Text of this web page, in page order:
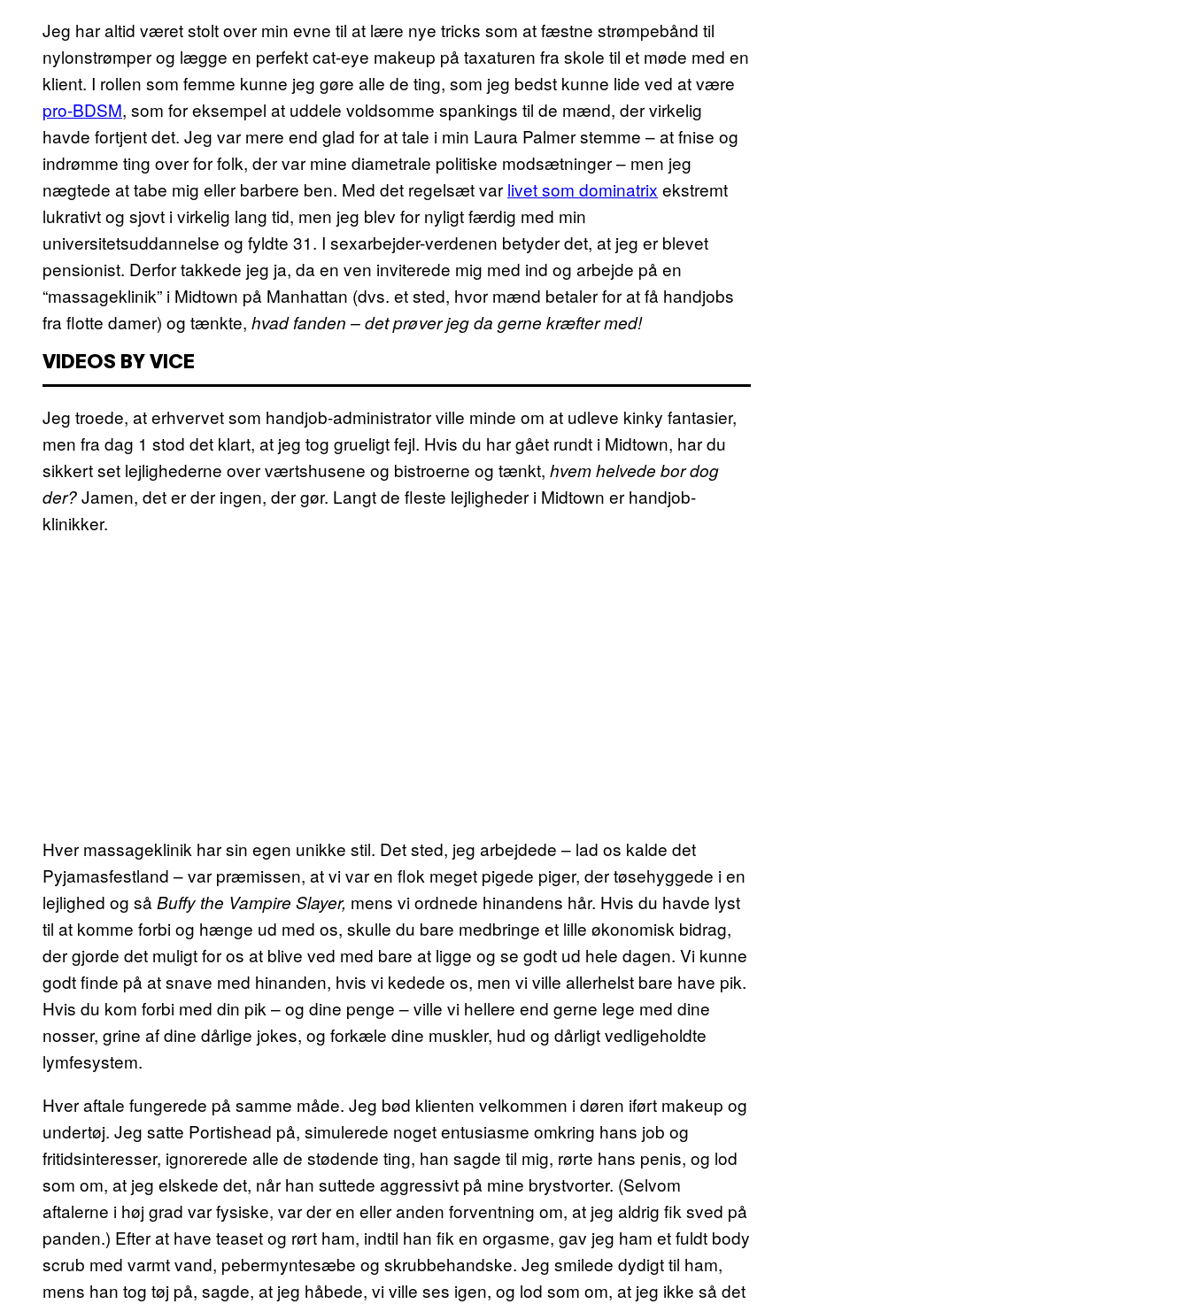
Jeg har altid været stolt over min evne til at lære nye tricks som at fæstne strømpebånd til
nylonstrømper og lægge en perfekt cat-eye makeup på taxaturen fra skole til et møde med en
klient. I rollen som femme kunne jeg gøre alle de ting, som jeg bedst kunne lide ved at være
pro-BDSM, som for eksempel at uddele voldsomme spankings til de mænd, der virkelig
havde fortjent det. Jeg var mere end glad for at tale i min Laura Palmer stemme – at fnise og
indrømme ting over for folk, der var mine diametrale politiske modsætninger – men jeg
nægtede at tabe mig eller barbere ben. Med det regelsæt var livet som dominatrix ekstremt
lukrativt og sjovt i virkelig lang tid, men jeg blev for nyligt færdig med min
universitetsuddannelse og fyldte 31. I sexarbejder-verdenen betyder det, at jeg er blevet
pensionist. Derfor takkede jeg ja, da en ven inviterede mig med ind og arbejde på en
“massageklinik” i Midtown på Manhattan (dvs. et sted, hvor mænd betaler for at få handjobs
fra flotte damer) og tænkte, hvad fanden – det prøver jeg da gerne kræfter med!
VIDEOS BY VICE
Jeg troede, at erhvervet som handjob-administrator ville minde om at udleve kinky fantasier,
men fra dag 1 stod det klart, at jeg tog grueligt fejl. Hvis du har gået rundt i Midtown, har du
sikkert set lejlighederne over værtshusene og bistroerne og tænkt, hvem helvede bor dog
der?Jamen, det er der ingen, der gør. Langt de fleste lejligheder i Midtown er handjob-
klinikker.
Hver massageklinik har sin egen unikke stil. Det sted, jeg arbejdede – lad os kalde det
Pyjamasfestland – var præmissen, at vi var en flok meget pigede piger, der tøsehyggede i en
lejlighed og så Buffy the Vampire Slayer, mens vi ordnede hinandens hår. Hvis du havde lyst
til at komme forbi og hænge ud med os, skulle du bare medbringe et lille økonomisk bidrag,
der gjorde det muligt for os at blive ved med bare at ligge og se godt ud hele dagen. Vi kunne
godt finde på at snave med hinanden, hvis vi kedede os, men vi ville allerhelst bare have pik.
Hvis du kom forbi med din pik – og dine penge – ville vi hellere end gerne lege med dine
nosser, grine af dine dårlige jokes, og forkæle dine muskler, hud og dårligt vedligeholdte
lymfesystem.
Hver aftale fungerede på samme måde. Jeg bød klienten velkommen i døren iført makeup og
undertøj. Jeg satte Portishead på, simulerede noget entusiasme omkring hans job og
fritidsinteresser, ignorerede alle de stødende ting, han sagde til mig, rørte hans penis, og lod
som om, at jeg elskede det, når han suttede aggressivt på mine brystvorter. (Selvom
aftalerne i høj grad var fysiske, var der en eller anden forventning om, at jeg aldrig fik sved på
panden.) Efter at have teaset og rørt ham, indtil han fik en orgasme, gav jeg ham et fuldt body
scrub med varmt vand, pebermyntesæbe og skrubbehandske. Jeg smilede dydigt til ham,
mens han tog tøj på, sagde, at jeg håbede, vi ville ses igen, og lod som om, at jeg ikke så det